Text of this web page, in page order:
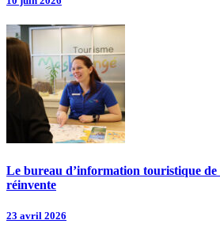
Le bureau d’information touristique de
réinvente
23 avril 2026